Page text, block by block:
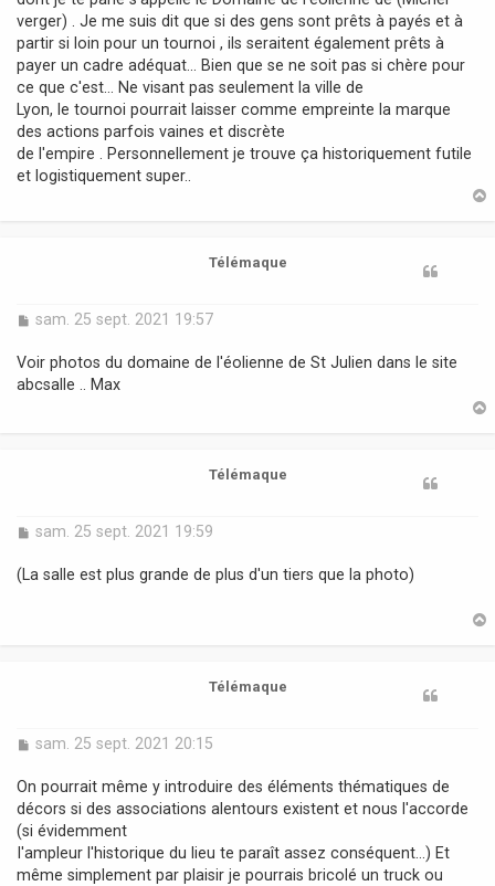
verger) . Je me suis dit que si des gens sont prêts à payés et à
partir si loin pour un tournoi , ils seraitent également prêts à
payer un cadre adéquat... Bien que se ne soit pas si chère pour
ce que c'est... Ne visant pas seulement la ville de
Lyon, le tournoi pourrait laisser comme empreinte la marque
des actions parfois vaines et discrète
de l'empire . Personnellement je trouve ça historiquement futile
et logistiquement super..
Télémaque
M
s
a
sam. 25 sept. 2021 19:57
Voir photos du domaine de l'éolienne de St Julien dans le site
abcsalle .. Max
Télémaque
M
s
sam. 25 sept. 2021 19:59
(La salle est plus grande de plus d'un tiers que la photo)
Télémaque
M
s
s
a
g
e
sam. 25 sept. 2021 20:15
On pourrait même y introduire des éléments thématiques de
décors si des associations alentours existent et nous l'accorde
(si évidemment
I'ampleur l'historique du lieu te paraît assez conséquent...) Et
même simplement par plaisir je pourrais bricolé un truck ou